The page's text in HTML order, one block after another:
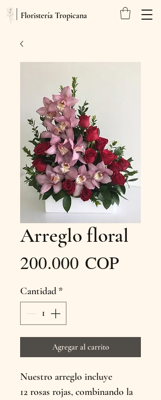
Floristería Tropicana
Arreglo floral
200.000 COPPrecio
Cantidad *
Agregar al carrito
Nuestro arreglo incluye
12 rosas rojas, combinando la